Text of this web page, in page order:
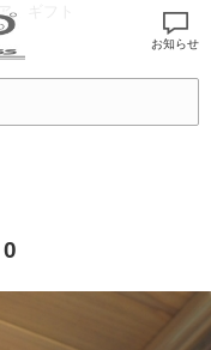
、ギフト
お知らせ